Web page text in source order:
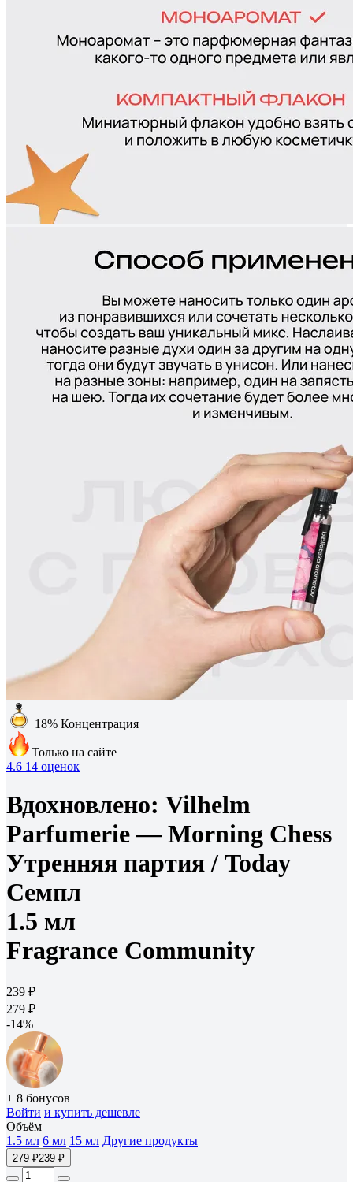
18% Концентрация
Только на сайте
4.6 14 оценок
Вдохновлено: Vilhelm
Parfumerie — Morning Chess
Утренняя партия / Today
Семпл
1.5 мл
Fragrance Community
239 ₽
279 ₽
-14%
+ 8 бонусов
Войти и купить дешевле
Объём
1.5 мл 6 мл 15 мл Другие продукты
279 ₽239 ₽